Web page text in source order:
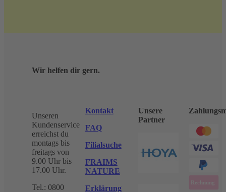
Wir helfen dir gern.
Unseren
Kundenservice
erreichst du
montags bis
freitags von
9.00 Uhr bis
17.00 Uhr.
Tel.: 0800
Kontakt
FAQ
Filialsuche
FRAIMS
NATURE
Erklärung
Unsere
Partner